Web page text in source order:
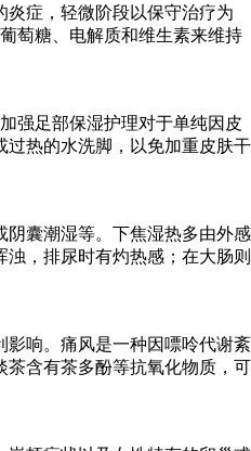
症，轻微阶段以保守治疗为
萄糖、电解质和维生素来维持
强足部保湿护理对于单纯因皮
过热的水洗脚，以免加重皮肤干
阴囊潮湿等。下焦湿热多由外感
，排尿时有灼热感；在大肠则
影响。痛风是一种因嘌呤代谢紊
茶含有茶多酚等抗氧化物质，可